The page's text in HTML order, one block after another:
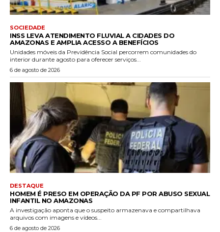
SOCIEDADE
INSS LEVA ATENDIMENTO FLUVIAL A CIDADES DO
AMAZONAS E AMPLIA ACESSO A BENEFÍCIOS
Unidades móveis da Previdência Social percorrem comunidades do
interior durante agosto para oferecer serviços...
6 de agosto de 2026
DESTAQUE
HOMEM É PRESO EM OPERAÇÃO DA PF POR ABUSO SEXUAL
INFANTIL NO AMAZONAS
A investigação aponta que o suspeito armazenava e compartilhava
arquivos com imagens e vídeos...
6 de agosto de 2026